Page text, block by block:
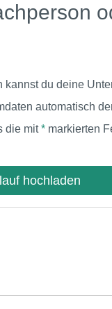
kannst du deine
automatisch
die mit* markierten
hochladen